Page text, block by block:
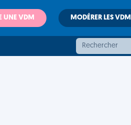
UNE VDM MODÉRER LES VDM